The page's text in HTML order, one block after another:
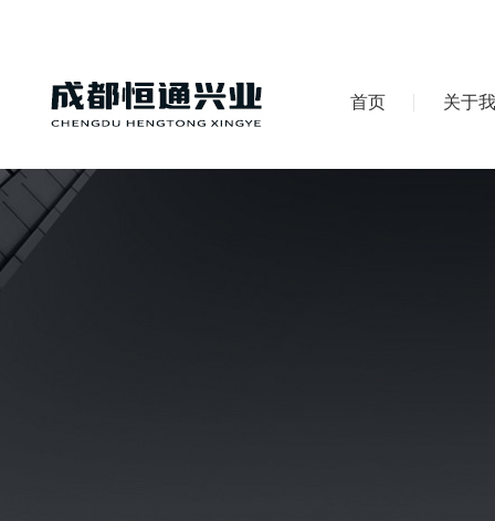
首页 关于